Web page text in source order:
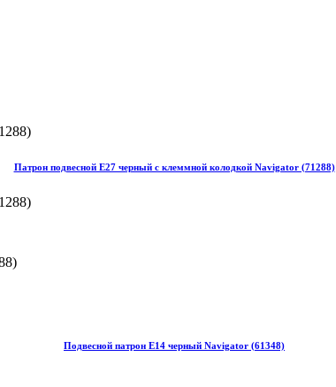
Патрон подвесной Е27 черный с клеммной колодкой Navigator (71288)
Подвесной патрон Е14 черный Navigator (61348)